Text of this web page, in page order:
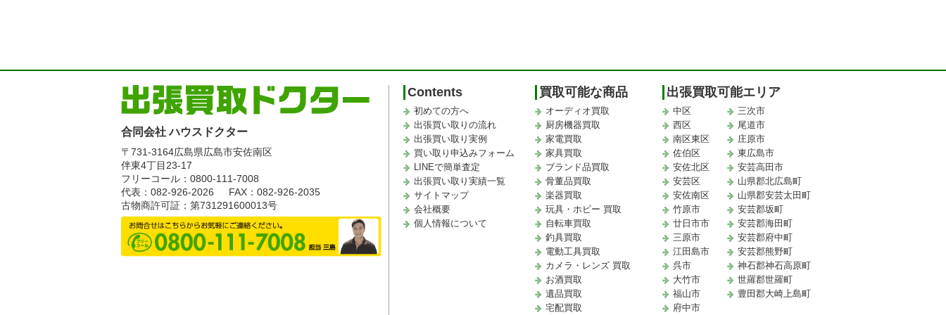
合同会社 ハウスドクター
〒731-3164広島県広島市安佐南区
伴東4丁目23-17
フリーコール：0800-111-7008
代表：082-926-2026
FAX：082-926-2035
古物商許可証：第731291600013号
Contents
初めての方へ
出張買い取りの流れ
出張買い取り実例
買い取り申込みフォーム
LINEで簡単査定
出張買い取り実績一覧
サイトマップ
会社概要
個人情報について
買取可能な商品
オーディオ買取
厨房機器買取
家電買取
家具買取
ブランド品買取
骨董品買取
楽器買取
玩具・ホビー 買取
自転車買取
釣具買取
電動工具買取
カメラ・レンズ 買取
お酒買取
遺品買取
宅配買取
出張買取可能エリア
中区
西区
南区東区
佐伯区
安佐北区
安芸区
安佐南区
竹原市
廿日市市
三原市
江田島市
呉市
大竹市
福山市
府中市
三次市
尾道市
庄原市
東広島市
安芸高田市
山県郡北広島町
山県郡安芸太田町
安芸郡坂町
安芸郡海田町
安芸郡府中町
安芸郡熊野町
神石郡神石高原町
世羅郡世羅町
豊田郡大崎上島町